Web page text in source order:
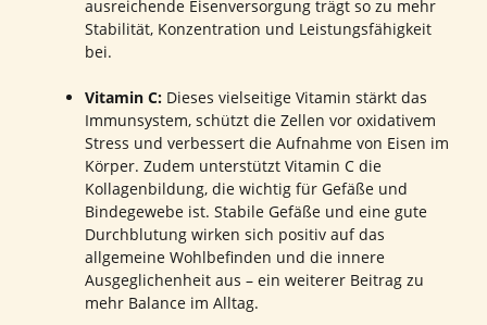
ausreichende Eisenversorgung trägt so zu mehr
Stabilität, Konzentration und Leistungsfähigkeit
bei.
Vitamin C: Dieses vielseitige Vitamin stärkt das
Immunsystem, schützt die Zellen vor oxidativem
Stress und verbessert die Aufnahme von Eisen im
Körper. Zudem unterstützt Vitamin C die
Kollagenbildung, die wichtig für Gefäße und
Bindegewebe ist. Stabile Gefäße und eine gute
Durchblutung wirken sich positiv auf das
allgemeine Wohlbefinden und die innere
Ausgeglichenheit aus – ein weiterer Beitrag zu
mehr Balance im Alltag.